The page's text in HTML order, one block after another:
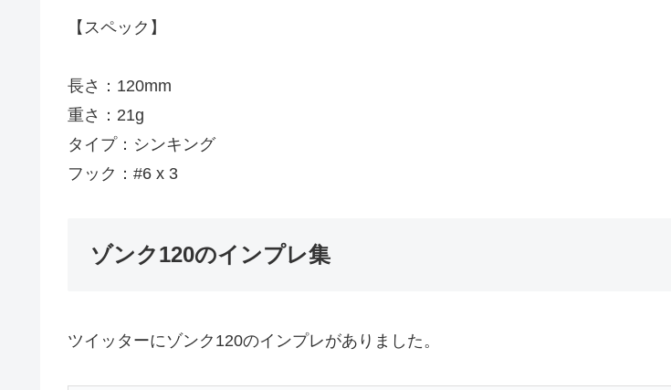
【スペック】
長さ：120mm
重さ：21g
タイプ：シンキング
フック：#6 x 3
ゾンク120のインプレ集
ツイッターにゾンク120のインプレがありました。